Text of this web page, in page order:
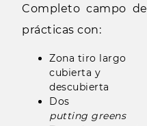
Completo campo de
prácticas con:
Zona tiro largo
cubierta y
descubierta
Dos
putting greens